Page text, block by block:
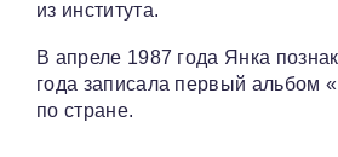
из института.
В апреле 1987 года Янка
года записала первый альбом
по стране.